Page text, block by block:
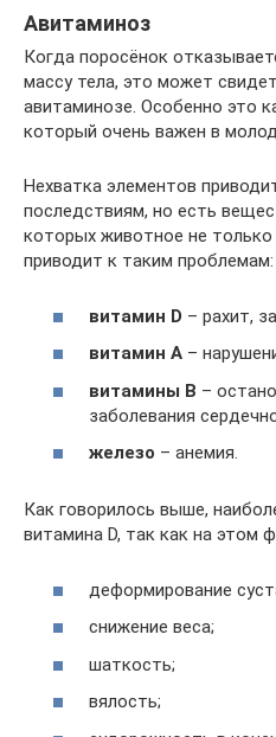
Авитаминоз
Когда поросёнок
массу тела, это может
авитаминозе. Особенно это
который очень важен в
Нехватка элементов
последствиям, но есть
которых животное не
приводит к таким проблемам:
витамин D – рахит,
витамин А –
витамины В –
заболевания
железо – анемия.
Как говорилось выше,
витамина D, так как на этом
деформирование
снижение веса;
шаткость;
вялость;